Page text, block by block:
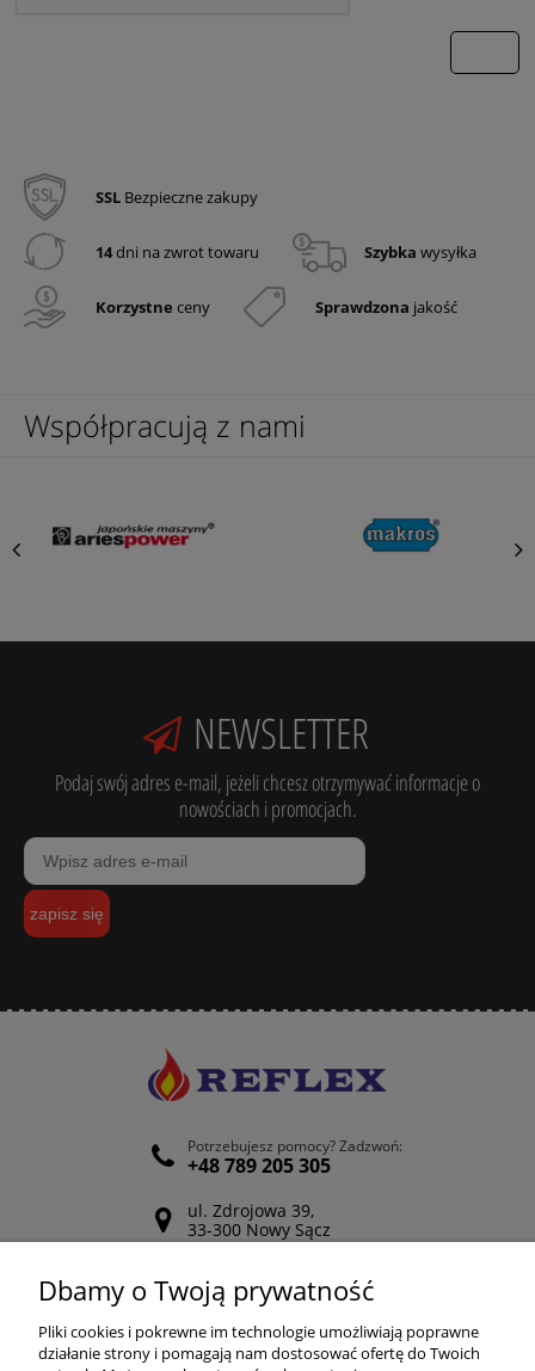
SSL Bezpieczne zakupy
14dni na zwrot towaru Szybka wysyłka
Korzystne ceny Sprawdzona jakość
Współpracują z nami
NEWSLETTER
Podaj swój adres e-mail, jeżeli chcesz otrzymywać informacje o
nowościach i promocjach.
zapisz się
Potrzebujesz pomocy? Zadzwoń:
+48 789 205 305
ul. Zdrojowa 39,
33-300 Nowy Sącz
Odwiedź nasz Facebook
POMOC
Dbamy o Twoją prywatność
Pliki cookies i pokrewne im technologie umożliwiają poprawne
działanie strony i pomagają nam dostosować ofertę do Twoich